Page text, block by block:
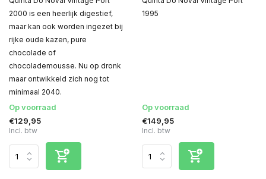
2000 is een heerlijk digestief,
maar kan ook worden ingezet bij
rijke oude kazen, pure
chocolade of
chocolademousse. Nu op dronk
maar ontwikkeld zich nog tot
minimaal 2040.
Op voorraad
€129,95
Incl. btw
1995
Op voorraad
€149,95
Incl. btw